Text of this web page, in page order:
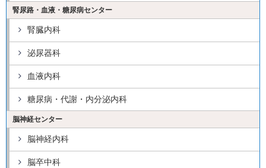
腎尿路・血液・糖尿病センター
腎臓内科
泌尿器科
血液内科
糖尿病・代謝・内分泌内科
脳神経センター
脳神経内科
脳卒中科